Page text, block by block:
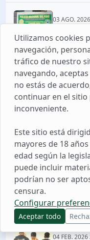
03 AGO.
24 DIC. 2025
Presunto
Un
28 DIC. 2025
12 MAY. 2026
de Los
04 FEB.
Utilizamos cookies
navegación,
tráfico de nuestro
navegando,
no estás de
continuar en el
inconveniente.
Este sitio está
mayores de 18
edad según la
puede incluir
podrían no ser
censura.
Configurar
Aceptar todo